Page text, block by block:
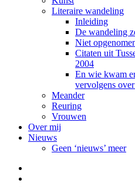
Literaire wandeling
Inleiding
De wandeling
Niet
Citaten uit
2004
En wie kwam
vervolgens
Meander
Reuring
Vrouwen
Over mij
Nieuws
Geen ‘nieuws’ meer